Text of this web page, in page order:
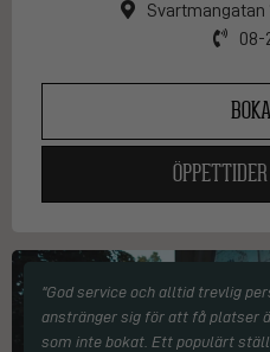
Svartmangatan
08-
"God service och alltid trevlig
anstränger sig för att få platser
som inte bokat. Ett populärt